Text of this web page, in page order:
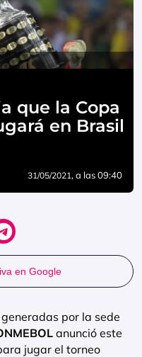
que la Copa
en Brasil
31/05/2021, a las 09:40
en Google
por la sede
anunció este
jugar el torneo